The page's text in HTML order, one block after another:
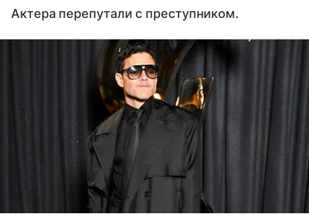
Актера перепутали с преступником.